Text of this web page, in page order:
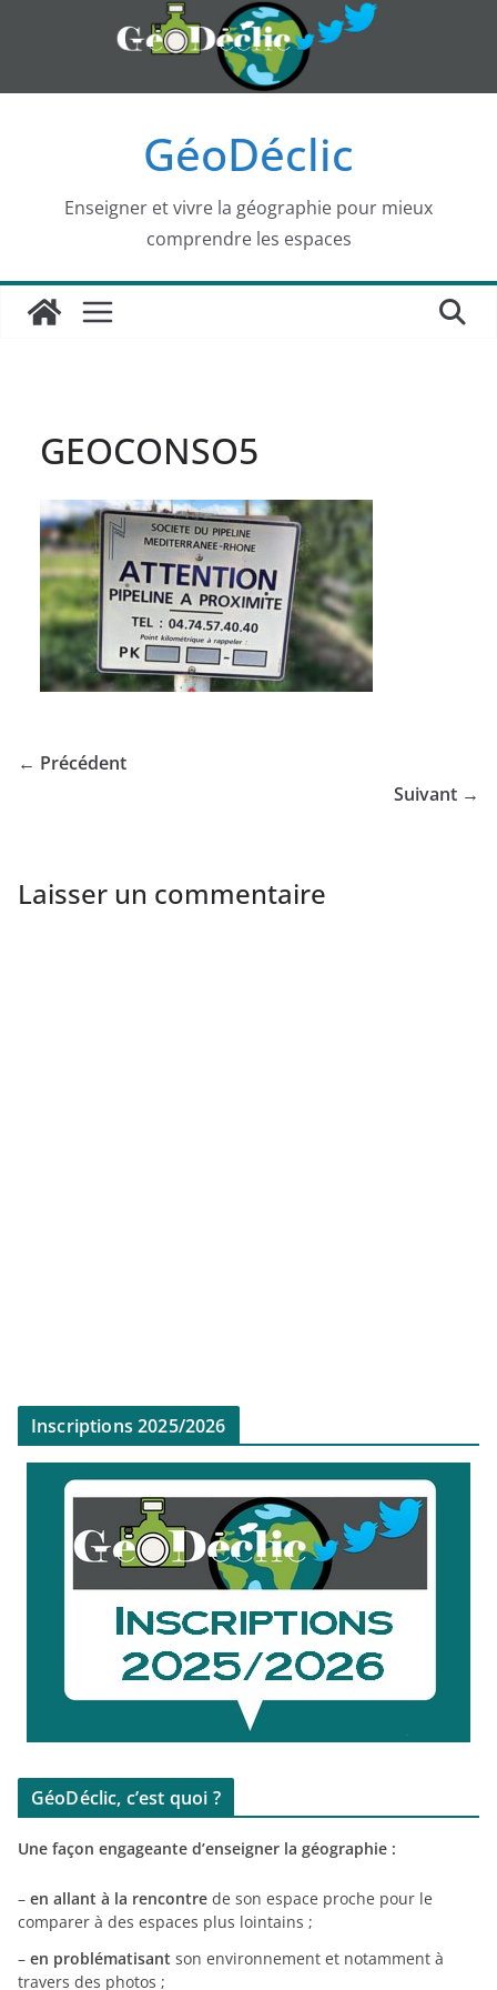
GéoDéclic
Enseigner et vivre la géographie pour mieux
comprendre les espaces
GEOCONSO5
← Précédent
Suivant →
Laisser un commentaire
Inscriptions 2025/2026
GéoDéclic, c’est quoi ?
Une façon engageante d’enseigner la géographie :
– en allant à la rencontre de son espace proche pour le
comparer à des espaces plus lointains ;
– en problématisant son environnement et notamment à
travers des photos ;